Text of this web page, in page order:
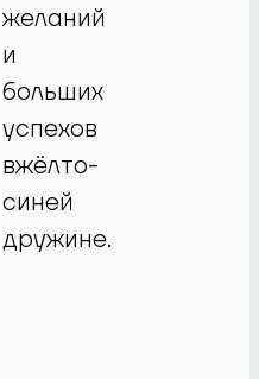
желаний
и
больших
успехов
вжёлто-
синей
дружине.